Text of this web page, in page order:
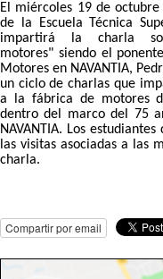
El miércoles 19 de
de la Escuela Técnica
impartirá la charla
motores" siendo el
Motores en NAVANTIA,
un ciclo de charlas que
a la fábrica de motores
dentro del marco del 75
NAVANTIA. Los
las visitas asociadas a las
charla.
Compartir por email